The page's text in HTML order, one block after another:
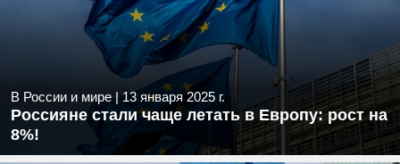
В России и мире | 13 января 2025 г.
Россияне стали чаще летать в Европу: рост на
8%!